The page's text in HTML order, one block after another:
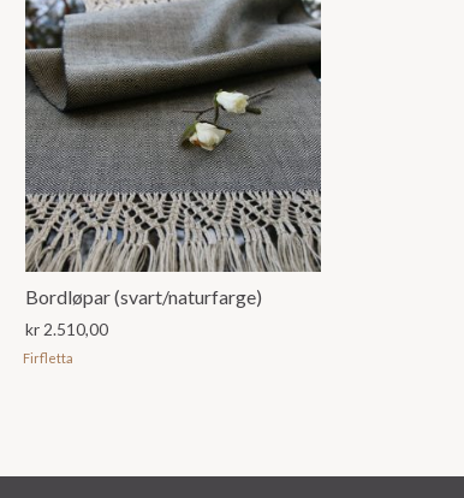
Bordløpar (svart/naturfarge)
kr 2.510,00
Firfletta